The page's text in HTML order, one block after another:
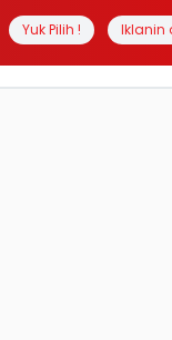
Yuk Pilih ! Iklanin